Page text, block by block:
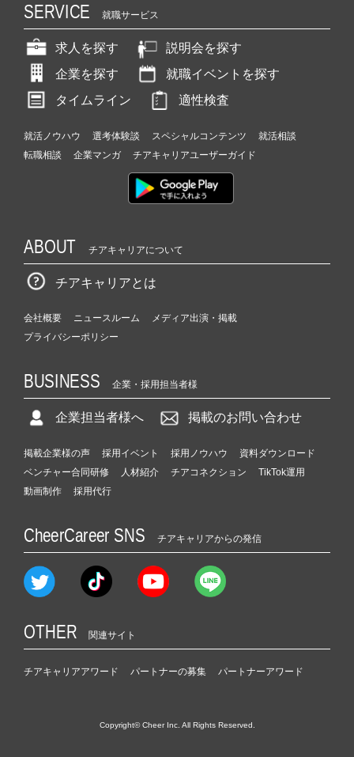
SERVICE 就職サービス
求人を探す
説明会を探す
企業を探す
就職イベントを探す
タイムライン
適性検査
就活ノウハウ 選考体験談 スペシャルコンテンツ
就活相談
転職相談
企業マンガ チアキャリアユーザーガイド
ABOUT チアキャリアについて
チアキャリアとは
会社概要 ニュースルーム
メディア出演・掲載
プライバシーポリシー
BUSINESS 企業・採用担当者様
企業担当者様へ 掲載のお問い合わせ
掲載企業様の声 採用イベント 採用ノウハウ
資料ダウンロード
ベンチャー合同研修
人材紹介 チアコネクション
TikTok運用
動画制作
採用代行
CheerCareer SNS チアキャリアからの発信
OTHER 関連サイト
チアキャリアアワード パートナーの募集 パートナーアワード
Copyright© Cheer Inc. All Rights Reserved.